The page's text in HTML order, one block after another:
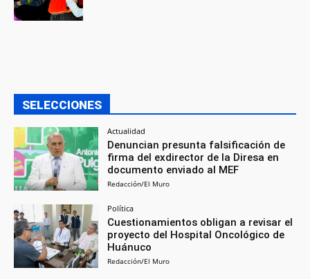
SELECCIONES
Actualidad
Denuncian presunta falsificación de
firma del exdirector de la Diresa en
documento enviado al MEF
Redacción/El Muro
Política
Cuestionamientos obligan a revisar el
proyecto del Hospital Oncológico de
Huánuco
Redacción/El Muro